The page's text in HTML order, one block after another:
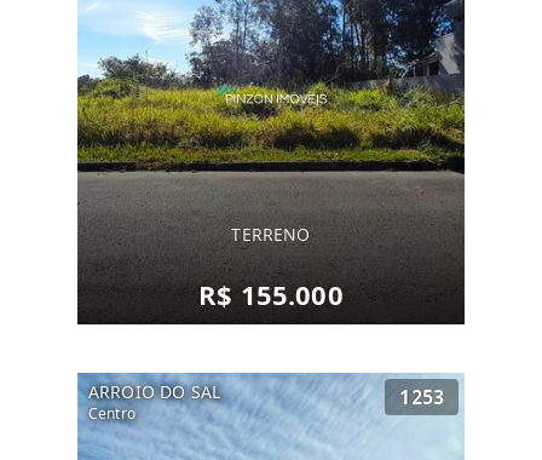
TERRENO
R$ 155.000
ARROIO DO SAL
Centro
1253